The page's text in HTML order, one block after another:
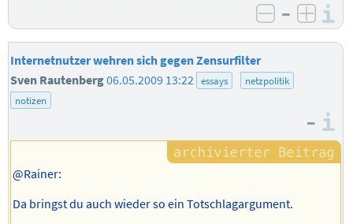
negativ
–
Internetnutzer wehren sich gegen Zensurfilter
Sven Rautenberg06.05.2009 13:22 essays
netzpolitik
notizen
–
@Rainer:
Da bringst du auch wieder so ein Totschlagargument.